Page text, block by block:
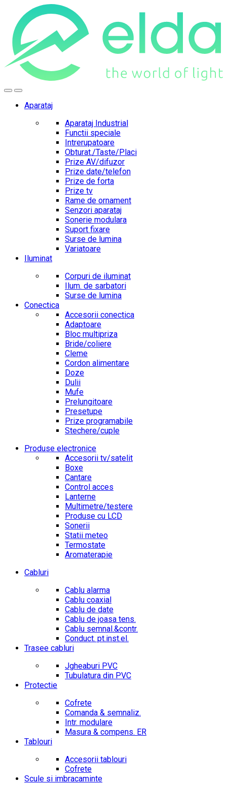
navigation
content
Aparataj
Aparataj Industrial
Functii speciale
Intrerupatoare
Obturat./Taste/Placi
Prize AV/difuzor
Prize date/telefon
Prize de forta
Prize tv
Rame de ornament
Senzori aparataj
Sonerie modulara
Suport fixare
Surse de lumina
Variatoare
Iluminat
Corpuri de iluminat
Ilum. de sarbatori
Surse de lumina
Conectica
Accesorii conectica
Adaptoare
Bloc multipriza
Bride/coliere
Cleme
Cordon alimentare
Doze
Dulii
Mufe
Prelungitoare
Presetupe
Prize programabile
Stechere/cuple
Produse electronice
Accesorii tv/satelit
Boxe
Cantare
Control acces
Lanterne
Multimetre/testere
Produse cu LCD
Sonerii
Statii meteo
Termostate
Aromaterapie
Cabluri
Cablu alarma
Cablu coaxial
Cablu de date
Cablu de joasa tens.
Cablu semnal.&contr.
Conduct. pt.inst.el.
Trasee cabluri
Jgheaburi PVC
Tubulatura din PVC
Protectie
Cofrete
Comanda & semnaliz.
Intr. modulare
Masura & compens. ER
Tablouri
Accesorii tablouri
Cofrete
Scule si imbracaminte